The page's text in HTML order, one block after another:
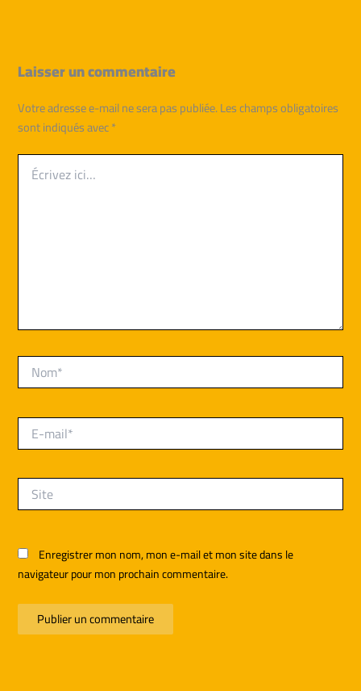
Laisser un commentaire
Votre adresse e-mail ne sera pas publiée.Les champs obligatoires
sont indiqués avec*
Écrivez
ici…
Nom*
E-
mail*
Site
Enregistrer mon nom, mon e-mail et mon site dans le
navigateur pour mon prochain commentaire.